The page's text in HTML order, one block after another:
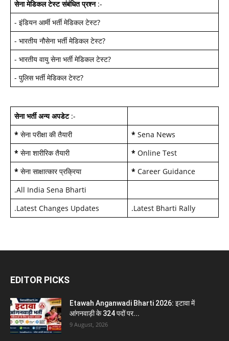
सेना मेडिकल टेस्ट संबंधित प्रश्न:-
- इंडियन आर्मी भर्ती मेडिकल टेस्ट?
- भारतीय नौसेना भर्ती मेडिकल टेस्ट?
- भारतीय वायु सेना भर्ती मेडिकल टेस्ट?
- पुलिस भर्ती मेडिकल टेस्ट?
सेना भर्ती अन्य अपडेट:-
* सेना परीक्षा की तैयारी * Sena News
* सेना शारीरिक तैयारी * Online Test
* सेना साक्षात्कार प्रक्रिया * Career Guidance
.All India Sena Bharti
.Latest Changes Updates .Latest Bharti Rally
EDITOR PICKS
Etawah Anganwadi Bharti 2026: इटावा में
आंगनवाड़ी के 324 पदों पर...
9 August, 2026